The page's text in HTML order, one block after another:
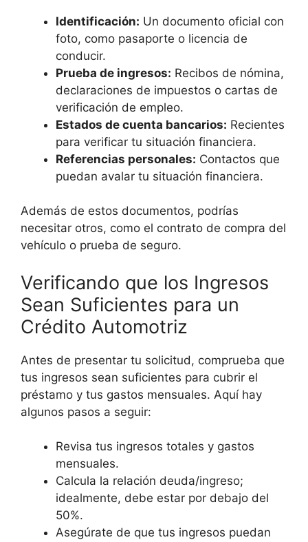
Identificación: Un documento oficial con
foto, como pasaporte o licencia de
conducir.
Prueba de ingresos: Recibos de nómina,
declaraciones de impuestos o cartas de
verificación de empleo.
Estados de cuenta bancarios: Recientes
para verificar tu situación financiera.
Referencias personales: Contactos que
puedan avalar tu situación financiera.
Además de estos documentos, podrías
necesitar otros, como el contrato de compra del
vehículo o prueba de seguro.
Verificando que los Ingresos
Sean Suficientes para un
Crédito Automotriz
Antes de presentar tu solicitud, comprueba que
tus ingresos sean suficientes para cubrir el
préstamo y tus gastos mensuales. Aquí hay
algunos pasos a seguir:
Revisa tus ingresos totales y gastos
mensuales.
Calcula la relación deuda/ingreso;
idealmente, debe estar por debajo del
50%.
Asegúrate de que tus ingresos puedan